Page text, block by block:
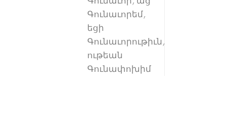
Գունաւորեմ,
եցի
Գունաւորութիւն,
ութեան
Գունափոխիմ